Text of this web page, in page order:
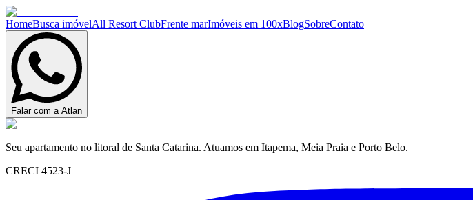
HomeBusca imóvelAll Resort ClubFrente marImóveis em 100xBlogSobreContato
Falar com a Atlan
Seu apartamento no litoral de Santa Catarina. Atuamos em Itapema, Meia Praia e Porto Belo.
CRECI 4523-J